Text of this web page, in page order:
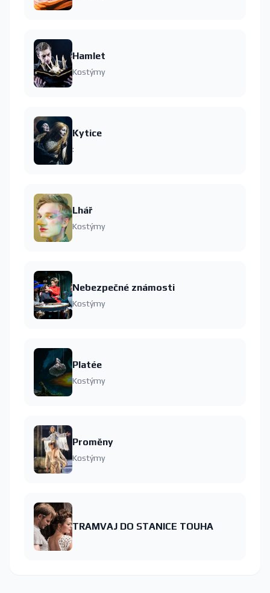
Hamlet
Kostýmy
Kytice
:
Lhář
Kostýmy
Nebezpečné známosti
Kostýmy
Platée
Kostýmy
Proměny
Kostýmy
TRAMVAJ DO STANICE TOUHA